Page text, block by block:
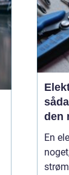
som
den
En